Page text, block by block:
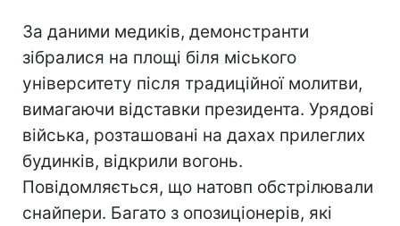
За даними медиків, демонстранти
зібралися на площі біля міського
університету після традиційної молитви,
вимагаючи відставки президента. Урядові
війська, розташовані на дахах прилеглих
будинків, відкрили вогонь.
Повідомляється, що натовп обстрілювали
снайпери. Багато з опозиціонерів, які